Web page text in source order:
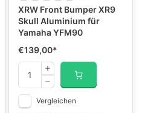
XRW Front Bumper XR9
Skull Aluminium für
Yamaha YFM90
€139,00*
Vergleichen